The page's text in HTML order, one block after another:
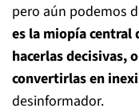
pero aún podemos
es la miopía central
hacerlas decisivas,
convertirlas en
desinformador.